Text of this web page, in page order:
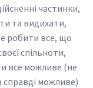
частинки,
та видихати,
робити все, що
спільноти,
все можливе (не
справді можливе)